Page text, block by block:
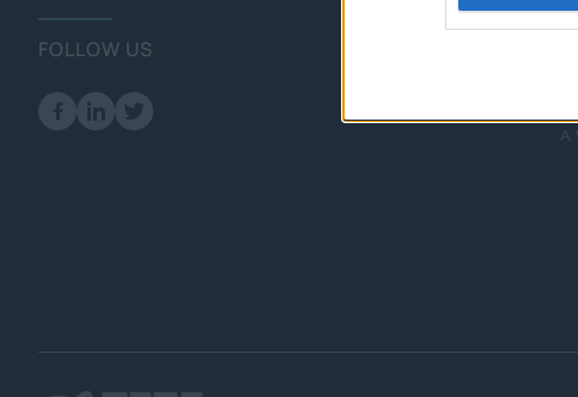
FOLLOW US